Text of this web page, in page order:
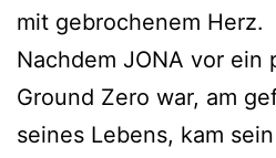
mit gebrochenem Herz.
Nachdem JONA vor ein
Ground Zero war, am
seines Lebens, kam